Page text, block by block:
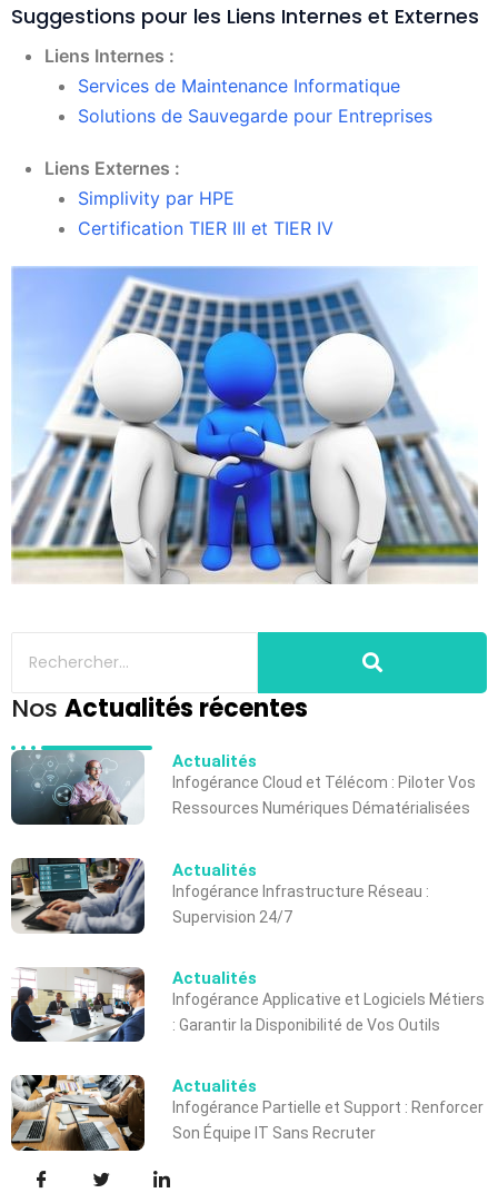
Suggestions pour les Liens Internes et Externes
Liens Internes :
Services de Maintenance Informatique
Solutions de Sauvegarde pour Entreprises
Liens Externes :
Simplivity par HPE
Certification TIER III et TIER IV
Nos Actualités récentes
Actualités
Infogérance Cloud et Télécom : Piloter Vos
Ressources Numériques Dématérialisées
Actualités
Infogérance Infrastructure Réseau :
Supervision 24/7
Actualités
Infogérance Applicative et Logiciels Métiers
: Garantir la Disponibilité de Vos Outils
Actualités
Infogérance Partielle et Support : Renforcer
Son Équipe IT Sans Recruter